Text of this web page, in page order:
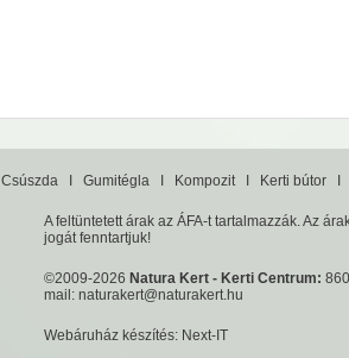
CsúszdaI GumitéglaI KompozitI Kerti bútorI
A feltüntetett árak az ÁFA-t tartalmazzák. Az
jogát fenntartjuk!
©2009-2026 Natura Kert - Kerti Centrum:
mail:naturakert@naturakert.hu
Webáruház készítés: Next-IT